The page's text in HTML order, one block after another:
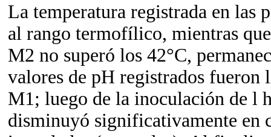
La temperatura registrada en las
al rango termofílico, mientras
M2 no superó los 42°C,
valores de pH registrados fueron
M1; luego de la inoculación de l
disminuyó significativamente en